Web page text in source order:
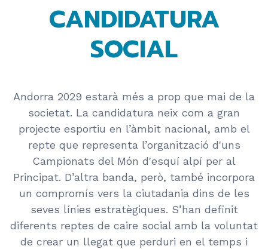
CANDIDATURA
SOCIAL
Andorra 2029 estarà més a prop que mai de la
societat. La candidatura neix com a gran
projecte esportiu en l’àmbit nacional, amb el
repte que representa l’organització d'uns
Campionats del Món d'esquí alpí per al
Principat. D’altra banda, però, també incorpora
un compromís vers la ciutadania dins de les
seves línies estratègiques. S’han definit
diferents reptes de caire social amb la voluntat
de crear un llegat que perduri en el temps i